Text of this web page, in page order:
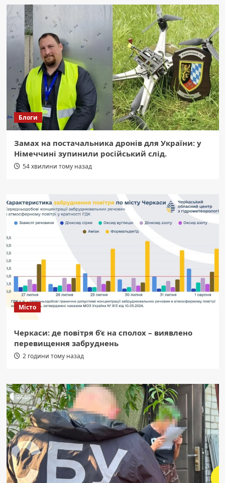
Блоги
Замах на постачальника дронів для України: у
Німеччині зупинили російський слід.
54 хвилини тому назад
Місто
Черкаси: де повітря б’є на сполох – виявлено
перевищення забруднень
2 години тому назад